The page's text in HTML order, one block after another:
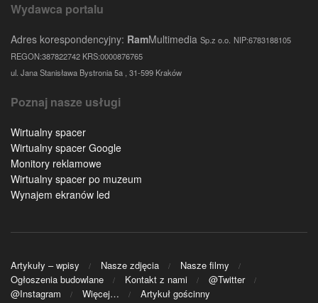
Wydawca portalu
Adres korespondencyjny: RamMultimedia Sp.z o.o. NIP:6783188105
REGON:387822742 KRS:0000876765
ul. Jana Stanisława Bystronia 5a , 31-599 Kraków
Poznaj nasze usługi
Wirtualny spacer
Wirtualny spacer Google
Monitory reklamowe
Wirtualny spacer po muzeum
Wynajem ekranów led
Artykuły – wpisy Nasze zdjęcia
Nasze filmy
Ogłoszenia budowlane
Kontakt z nami
@Twitter
@Instagram
Więcej… Artykuł gościnny